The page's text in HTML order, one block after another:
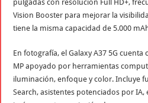
pulgadas con resolución Full HD+,
Vision Booster para mejorar la
tiene la misma capacidad de 5.000
En fotografía, el Galaxy A37 5G
MP apoyado por herramientas
iluminación, enfoque y color. Incluye
Search, asistentes potenciados por